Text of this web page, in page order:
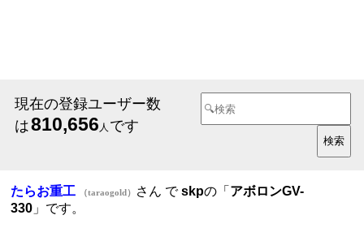
現在の登録ユーザー数
は810,656 人 です
たらお重工 （taraogold） さん でskpの「 アボロンGV-
330 」です。